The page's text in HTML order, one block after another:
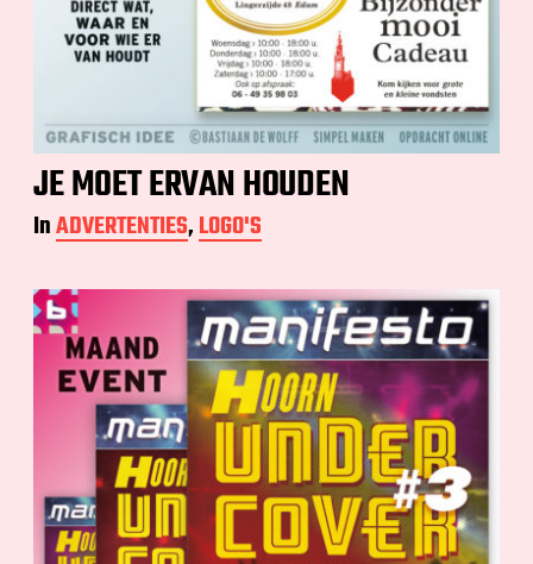
JE MOET ERVAN HOUDEN
InADVERTENTIES,LOGO'S